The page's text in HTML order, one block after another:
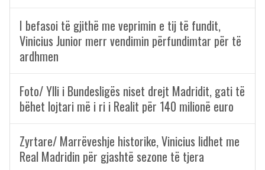
I befasoi të gjithë me veprimin e tij të fundit,
Vinicius Junior merr vendimin përfundimtar për të
ardhmen
Foto/ Ylli i Bundesligës niset drejt Madridit, gati të
bëhet lojtari më i ri i Realit për 140 milionë euro
Zyrtare/ Marrëveshje historike, Vinicius lidhet me
Real Madridin për gjashtë sezone të tjera